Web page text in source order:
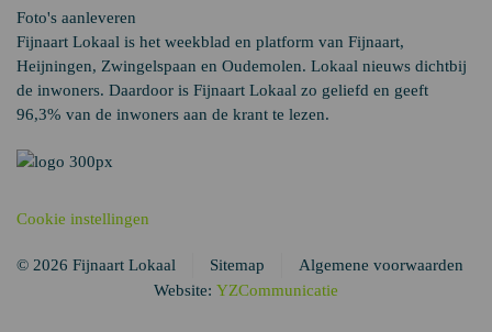
Foto's aanleveren
Fijnaart Lokaal is het weekblad en platform van Fijnaart,
Heijningen, Zwingelspaan en Oudemolen. Lokaal nieuws dichtbij
de inwoners. Daardoor is Fijnaart Lokaal zo geliefd en geeft
96,3% van de inwoners aan de krant te lezen.
Cookie instellingen
© 2026 Fijnaart Lokaal Sitemap
Algemene voorwaarden
Website: YZCommunicatie